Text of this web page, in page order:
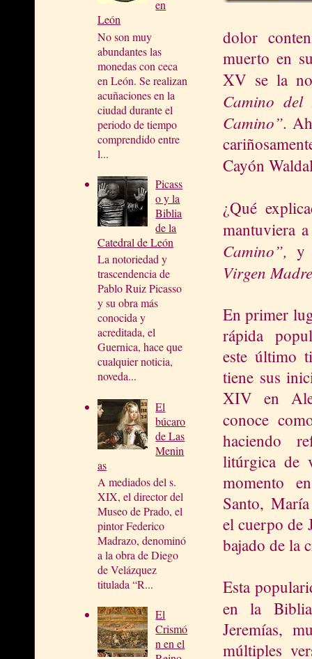
en
León
No son muy
abundantes las
monedas con ceca
en León. Se realizan
acuñaciones en la
ciudad durante el
periodo de tiempo
comprendido entre
l...
Picass
o y la
Biblia
de la
Catedral de León
La notoriedad y
trascendencia de
Pablo Ruiz Picasso
y su obra más
conocida y
acreditada, el
Guernica, hace que
cualquier noticia,
noveda...
El
búcaro
de Las
Menin
as
A mediados del s.
XIX, el director del
Museo de Prado, el
pintor Federico
Madrazo, denominó
a la obra de Diego
de Velázquez
titulada “R...
El
Crismó
n en el
dolor
muerto en
XV se la
Camino del
Camino”.
Cayón
¿Qué
mantuviera
Camino”, y
Virgen Madre
En primer
rápida
este último
tiene sus
XIV en
conoce
haciendo
litúrgica de
momento
Santo,
el cuerpo de
bajado de la
Esta
en la
Jeremías,
múltiples